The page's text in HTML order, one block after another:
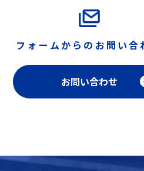
フォームからのお問い合
お問い合わせ